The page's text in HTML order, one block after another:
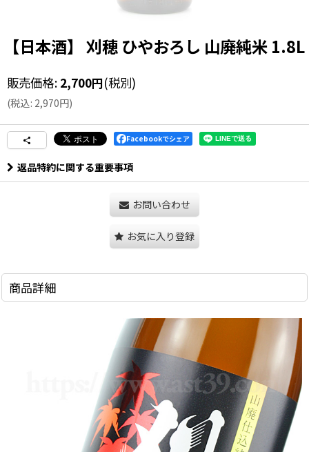
【日本酒】 刈穂 ひやおろし 山廃純米 1.8L
販売価格: 2,700円(税別)
(税込: 2,970円)
Facebookでシェア
返品特約に関する重要事項
お問い合わせ
お気に入り登録
商品詳細